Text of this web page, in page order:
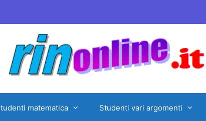
matematica Studenti vari argomenti